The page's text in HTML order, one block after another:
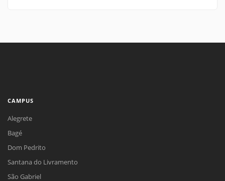
CAMPUS
Alegrete
Bagé
Dom Pedrito
Santana do Livramento
São Gabriel